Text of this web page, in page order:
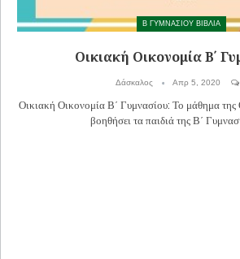
Β ΓΥΜΝΑΣΙΟΥ ΒΙΒΛΙΑ
Οικιακή Οικονομία Β΄
Δάσκαλος Απρ 5, 2020
Οικιακή Οικονομία Β΄ Γυμνασίου: Το μάθημα της
βοηθήσει τα παιδιά της Β΄